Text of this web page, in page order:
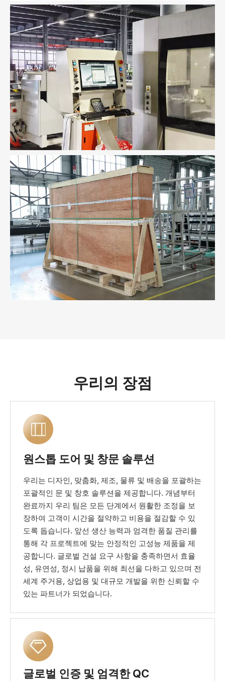
우리의 장점
원스톱 도어 및 창문 솔루션
우리는 디자인, 맞춤화, 제조, 물류 및 배송을 포괄하는
포괄적인 문 및 창호 솔루션을 제공합니다. 개념부터
완료까지 우리 팀은 모든 단계에서 원활한 조정을 보
장하여 고객이 시간을 절약하고 비용을 절감할 수 있
도록 돕습니다. 앞선 생산 능력과 엄격한 품질 관리를
통해 각 프로젝트에 맞는 안정적인 고성능 제품을 제
공합니다. 글로벌 건설 요구 사항을 충족하면서 효율
성, 유연성, 정시 납품을 위해 최선을 다하고 있으며 전
세계 주거용, 상업용 및 대규모 개발을 위한 신뢰할 수
있는 파트너가 되었습니다.
글로벌 인증 및 엄격한 QC